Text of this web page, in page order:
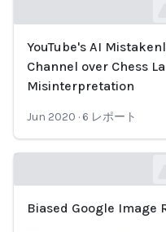
Loading...
YouTube's AI
Channel over Chess
Misinterpretation
Jun 2020 · 6 レポート
Biased Google Image